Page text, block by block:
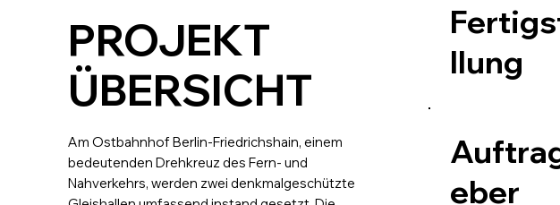
PROJEKT
ÜBERSICHT
Am Ostbahnhof Berlin-Friedrichshain, einem
bedeutenden Drehkreuz des Fern- und
Nahverkehrs, werden zwei denkmalgeschützte
llung
eber